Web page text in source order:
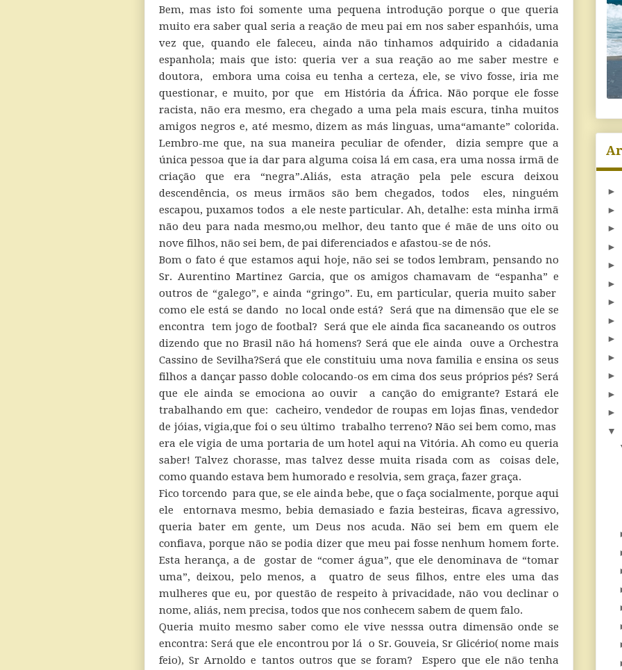
Bem, mas isto foi somente uma pequena introdução porque o que queria
muito era saber qual seria a reação de meu pai em nos saber espanhóis, uma
vez que, quando ele faleceu, ainda não tinhamos adquirido a cidadania
espanhola; mais que isto: queria ver a sua reação ao me saber mestre e
doutora, embora uma coisa eu tenha a certeza, ele, se vivo fosse, iria me
questionar, e muito, por que em História da África. Não porque ele fosse
racista, não era mesmo, era chegado a uma pela mais escura, tinha muitos
amigos negros e, até mesmo, dizem as más linguas, uma“amante” colorida.
Lembro-me que, na sua maneira peculiar de ofender, dizia sempre que a
única pessoa que ia dar para alguma coisa lá em casa, era uma nossa irmã de
criação que era “negra”.Aliás, esta atração pela pele escura deixou
descendência, os meus irmãos são bem chegados, todos eles, ninguém
escapou, puxamos todos a ele neste particular. Ah, detalhe: esta minha irmã
não deu para nada mesmo,ou melhor, deu tanto que é mãe de uns oito ou
nove filhos, não sei bem, de pai diferenciados e afastou-se de nós.
Bom o fato é que estamos aqui hoje, não sei se todos lembram, pensando no
Sr. Aurentino Martinez Garcia, que os amigos chamavam de “espanha” e
outros de “galego”, e ainda “gringo”. Eu, em particular, queria muito saber
como ele está se dando no local onde está? Será que na dimensão que ele se
encontra tem jogo de footbal? Será que ele ainda fica sacaneando os outros
dizendo que no Brasil não há homens? Será que ele ainda ouve a Orchestra
Cassino de Sevilha?Será que ele constituiu uma nova familia e ensina os seus
filhos a dançar passo doble colocando-os em cima dos seus próprios pés? Será
que ele ainda se emociona ao ouvir a canção do emigrante? Estará ele
trabalhando em que: cacheiro, vendedor de roupas em lojas finas, vendedor
de jóias, vigia,que foi o seu último trabalho terreno? Não sei bem como, mas
era ele vigia de uma portaria de um hotel aqui na Vitória. Ah como eu queria
saber! Talvez chorasse, mas talvez desse muita risada com as coisas dele,
como quando estava bem humorado e resolvia, sem graça, fazer graça.
Fico torcendo para que, se ele ainda bebe, que o faça socialmente, porque aqui
ele entornava mesmo, bebia demasiado e fazia besteiras, ficava agressivo,
queria bater em gente, um Deus nos acuda. Não sei bem em quem ele
confiava, porque não se podia dizer que meu pai fosse nenhum homem forte.
Esta herança, a de gostar de “comer água”, que ele denominava de “tomar
uma”, deixou, pelo menos, a quatro de seus filhos, entre eles uma das
mulheres que eu, por questão de respeito à privacidade, não vou declinar o
nome, aliás, nem precisa, todos que nos conhecem sabem de quem falo.
Queria muito mesmo saber como ele vive nesssa outra dimensão onde se
encontra: Será que ele encontrou por lá o Sr. Gouveia, Sr Glicério( nome mais
feio), Sr Arnoldo e tantos outros que se foram? Espero que ele não tenha
►
►
►
►
►
►
►
►
►
►
►
►
►
▼